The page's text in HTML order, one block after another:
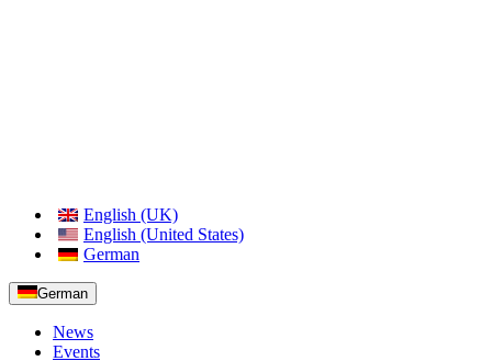
English (UK)
English (United States)
German
German
News
Events